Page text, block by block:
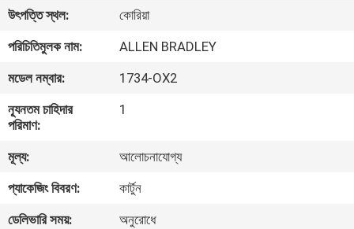
আমাদের
সম্পর্কে
কারখানা
ভ্রমণ
মান
নিয়ন্ত্রণ
উৎপত্তি স্থল:
কোরিয়া
পরিচিতিমুলক নাম:
ALLEN BRADLEY
মডেল নম্বার:
1734-OX2
ন্যূনতম চাহিদার
পরিমাণ:
1
মূল্য:
আলোচনাযোগ্য
প্যাকেজিং বিবরণ:
কার্টুন
ডেলিভারি সময়:
অনুরোধে